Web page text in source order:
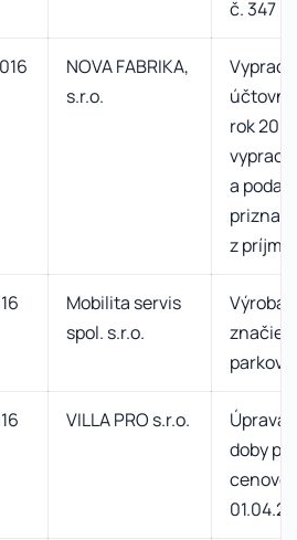
č. 347
NOVA FABRIKA,
s.r.o.
rok
a
z
Mobilita servis
spol. s.r.o.
Výroba
značiek
VILLA PRO s.r.o.
Úprava
doby